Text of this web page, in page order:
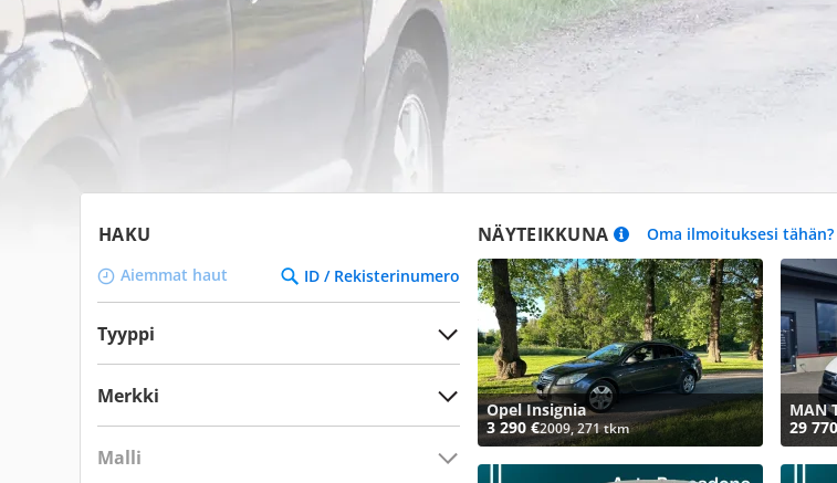
HAKU
Aiemmat haut ID / Rekisterinumero
Tyyppi
Merkki
Malli
NÄYTEIKKUNA Oma ilmoituksesi tähän?
Opel Insignia
3 290 €2009, 271 tkm
MAN
29